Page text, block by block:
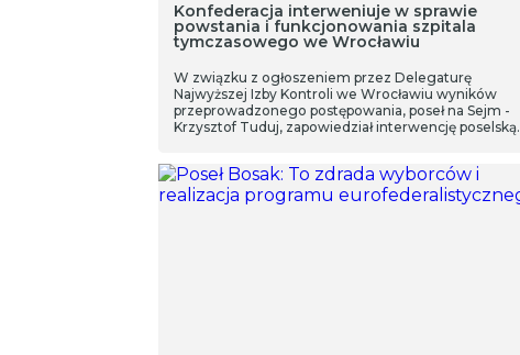
Konfederacja interweniuje w sprawie
powstania i funkcjonowania szpitala
tymczasowego we Wrocławiu
W związku z ogłoszeniem przez Delegaturę
Najwyższej Izby Kontroli we Wrocławiu wyników
przeprowadzonego postępowania, poseł na Sejm -
Krzysztof Tuduj, zapowiedział interwencję poselską.